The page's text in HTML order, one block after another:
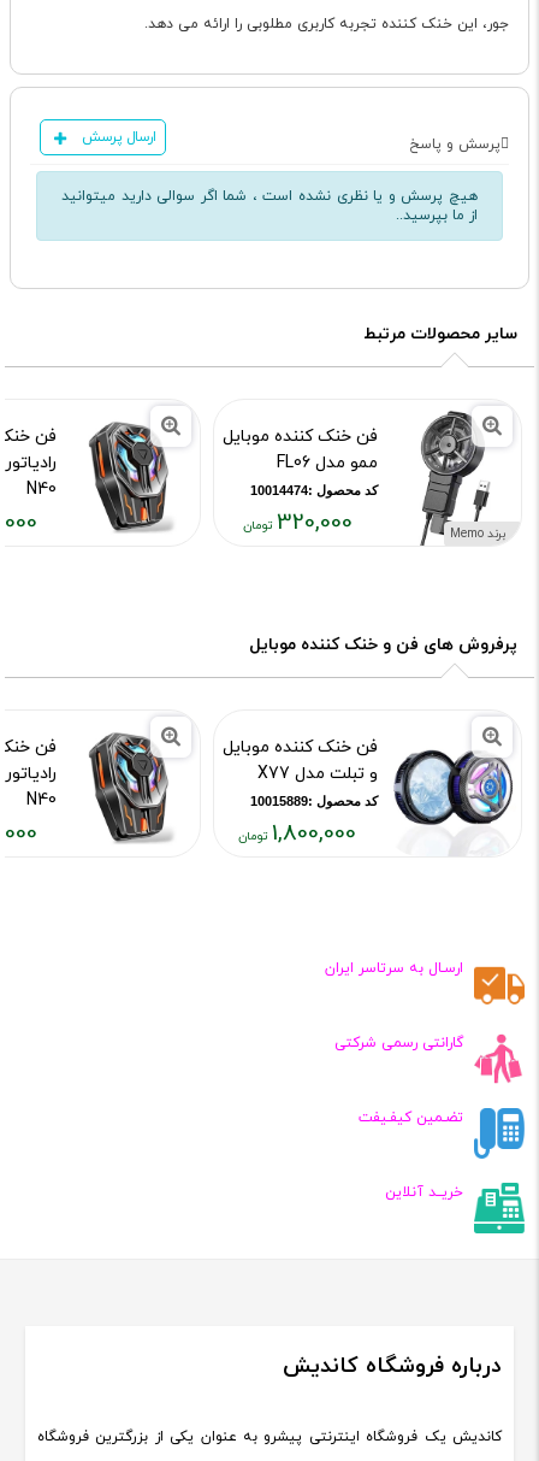
جور، این خنک کننده تجربه کاربری مطلوبی را ارائه می دهد.
پرسش و پاسخ ارسال پرسش
هیچ پرسش و یا نظری نشده است ، شما اگر سوالی دارید میتوانید
از ما بپرسید..
سایر محصولات مرتبط
برند Memo
فن خنک کننده موبایل
ممو مدل FL06
کد محصول :10014474
320,000
تومان
فن
N40
کد محصول
پرفروش های فن و خنک کننده موبایل
فن خنک کننده موبایل
و تبلت مدل X77
کد محصول :10015889
1,800,000
فن
N40
کد محصول
ارسـال به سرتاسر ایران
گارانتی رسمی شرکتی
تضـمین کیفـیفت
خریــد آنلاین
درباره فروشگاه کاندیش
کاندیش یک فروشگاه اینترنتی پیشرو به عنوان یکی از بزرگترین فروشگاه